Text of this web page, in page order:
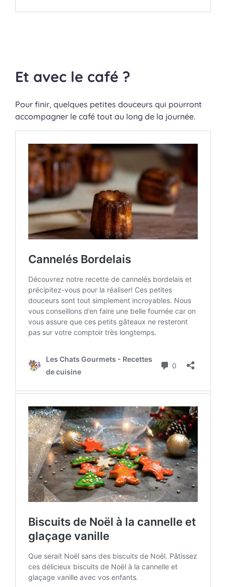
Et avec le café ?
Pour finir, quelques petites douceurs qui pourront
accompagner le café tout au long de la journée.